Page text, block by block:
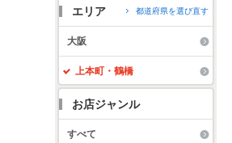
エリア 都道府県を選び直す
大阪
上本町・鶴橋
お店ジャンル
すべて